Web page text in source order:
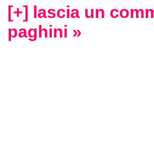
[+] lascia un
paghini »